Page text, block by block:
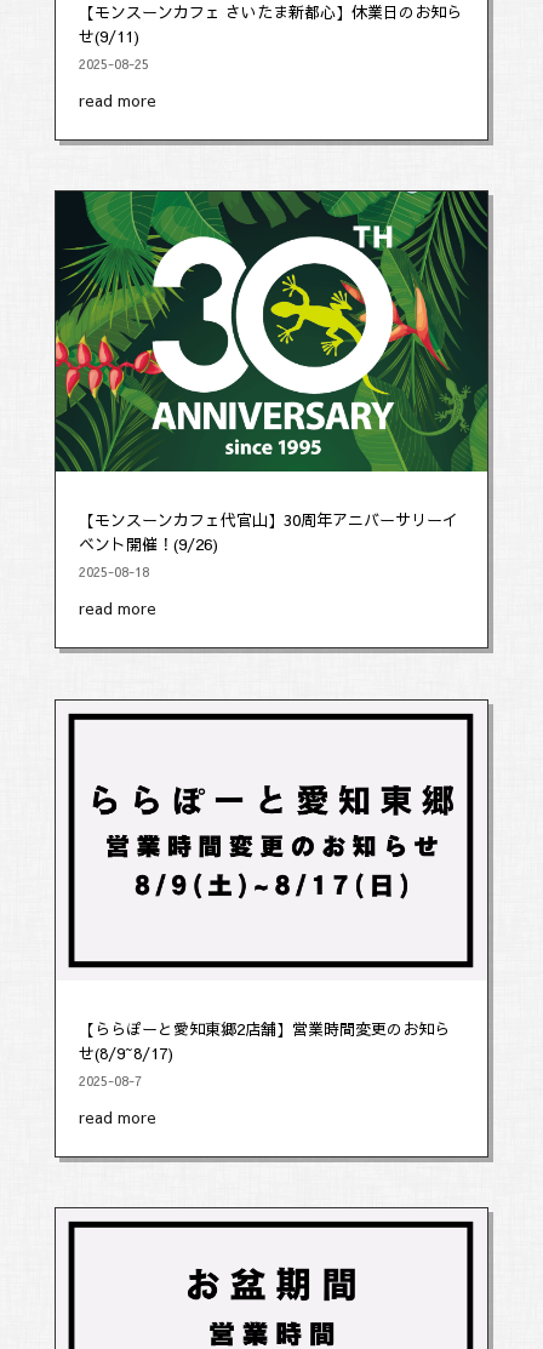
【モンスーンカフェ さいたま新都心】休業日のお知ら
せ(9/11)
2025-08-25
read more
【モンスーンカフェ代官山】30周年アニバーサリーイ
ベント開催！(9/26)
2025-08-18
read more
【ららぽーと愛知東郷2店舗】営業時間変更のお知ら
せ(8/9~8/17)
2025-08-7
read more